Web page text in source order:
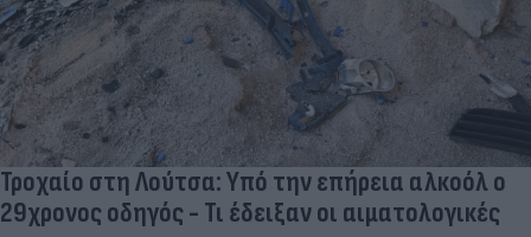
Τροχαίο στη Λούτσα: Υπό την επήρεια αλκοόλ ο
29χρονος οδηγός - Τι έδειξαν οι αιματολογικές